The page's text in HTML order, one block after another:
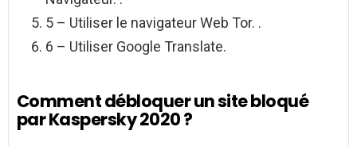
5 – Utiliser le navigateur Web Tor. .
6 – Utiliser Google Translate.
Comment débloquer un site bloqué
par Kaspersky 2020 ?